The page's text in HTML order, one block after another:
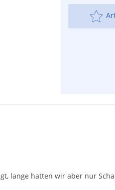
lange hatten wir aber nur